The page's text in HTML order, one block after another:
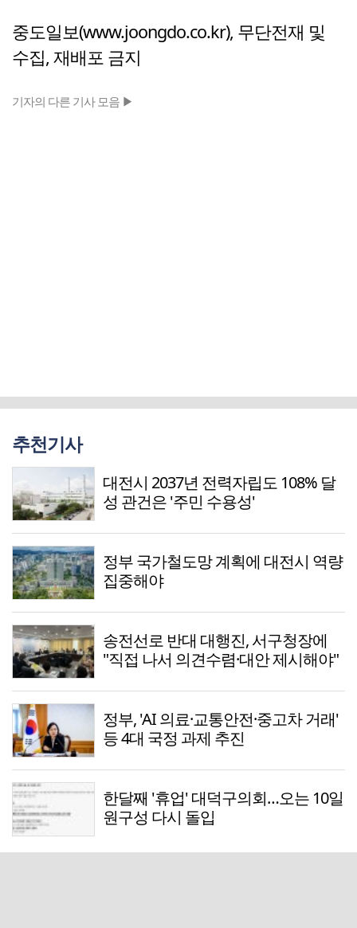
중도일보(www.joongdo.co.kr), 무단전재 및
수집, 재배포 금지
기자의 다른 기사 모음 ▶
추천기사
대전시 2037년 전력자립도 108% 달
성 관건은 '주민 수용성'
정부 국가철도망 계획에 대전시 역량
집중해야
송전선로 반대 대행진, 서구청장에
"직접 나서 의견수렴·대안 제시해야"
정부, 'AI 의료·교통안전·중고차 거래'
등 4대 국정 과제 추진
한달째 '휴업' 대덕구의회…오는 10일
원구성 다시 돌입